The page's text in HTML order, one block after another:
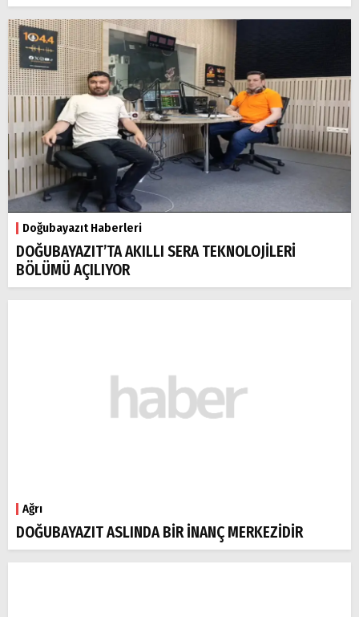
Doğubayazıt Haberleri
DOĞUBAYAZIT’TA AKILLI SERA TEKNOLOJİLERİ
BÖLÜMÜ AÇILIYOR
Ağrı
DOĞUBAYAZIT ASLINDA BİR İNANÇ MERKEZİDİR